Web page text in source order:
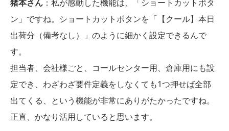
猪本さん ：私が感動した機能は、「ショートカットボタ
ン」ですね。ショートカットボタンを「【クール】本日
出荷分（備考なし）」のように細かく設定できるんで
す。
担当者、会社様ごと、コールセンター用、倉庫用にも設
定でき、わざわざ要件定義をしなくても1つ押せば全部
出てくる、という機能が非常にありがたかったですね。
正直、かなり活用していると思います。